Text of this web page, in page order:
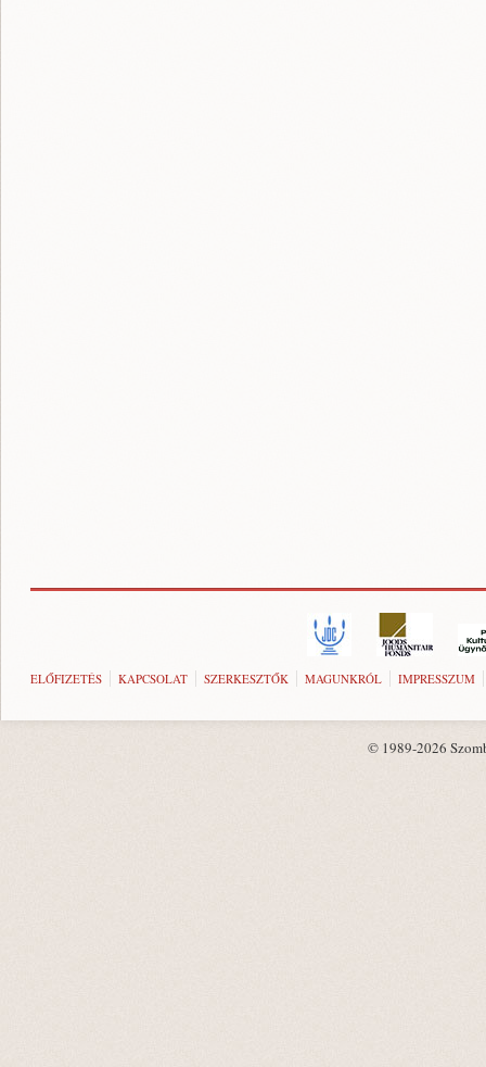
ELŐFIZETÉS KAPCSOLAT SZERKESZTŐK MAGUNKRÓL IMPRESSZUM
© 1989-2026